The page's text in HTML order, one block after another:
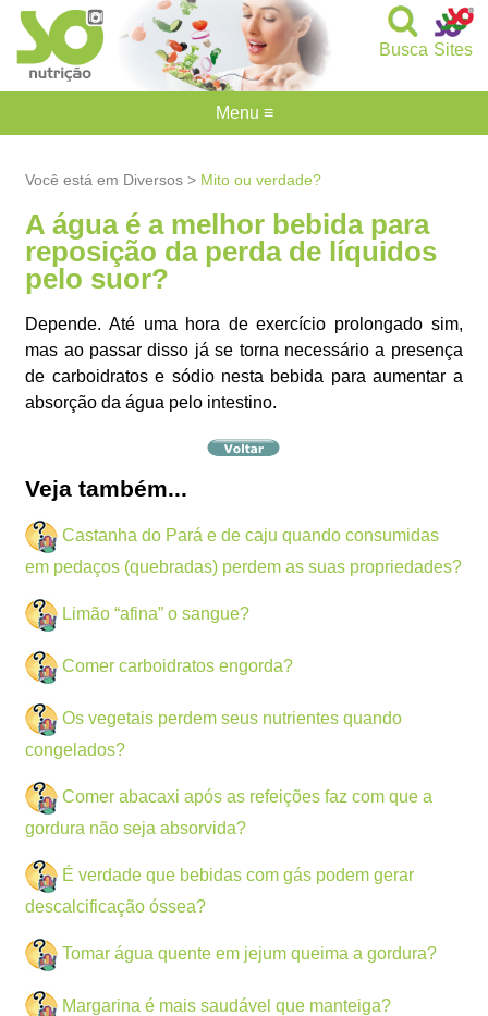
Sites
Busca
Você está em Diversos > Mito ou verdade?
A água é a melhor bebida para
reposição da perda de líquidos
pelo suor?
Depende. Até uma hora de exercício prolongado sim,
mas ao passar disso já se torna necessário a presença
de carboidratos e sódio nesta bebida para aumentar a
absorção da água pelo intestino.
Veja também...
Castanha do Pará e de caju quando consumidas
em pedaços (quebradas) perdem as suas propriedades?
Limão “afina” o sangue?
Comer carboidratos engorda?
Os vegetais perdem seus nutrientes quando
congelados?
Comer abacaxi após as refeições faz com que a
gordura não seja absorvida?
É verdade que bebidas com gás podem gerar
descalcificação óssea?
Tomar água quente em jejum queima a gordura?
Margarina é mais saudável que manteiga?